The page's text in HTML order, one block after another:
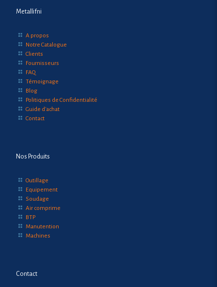
Metallifni
A propos
Notre Catalogue
Clients
Fournisseurs
FAQ
Témoignage
Blog
Politiques de Confidentialité
Guide d'achat
Contact
Nos Produits
Outillage
Equipement
Soudage
Air comprime
BTP
Manutention
Machines
Contact